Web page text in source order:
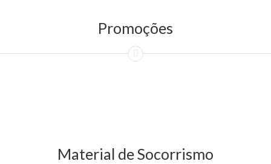
Promoções
Material de Socorrismo